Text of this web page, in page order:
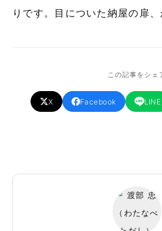
りです。目についた納屋の扉、
この記事をシェ
X Facebook LINE